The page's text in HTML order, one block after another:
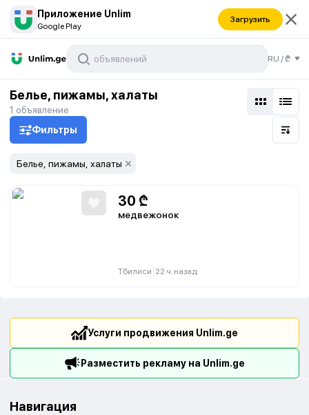
Приложение Unlim
Google Play
Загрузить
RU /₾
Белье, пижамы, халаты
1 объявление
Фильтры
Белье, пижамы, халаты
30 ₾
медвежонок
Тбилиси 22 ч. назад
Услуги продвижения Unlim.ge
Разместить рекламу на Unlim.ge
Навигация